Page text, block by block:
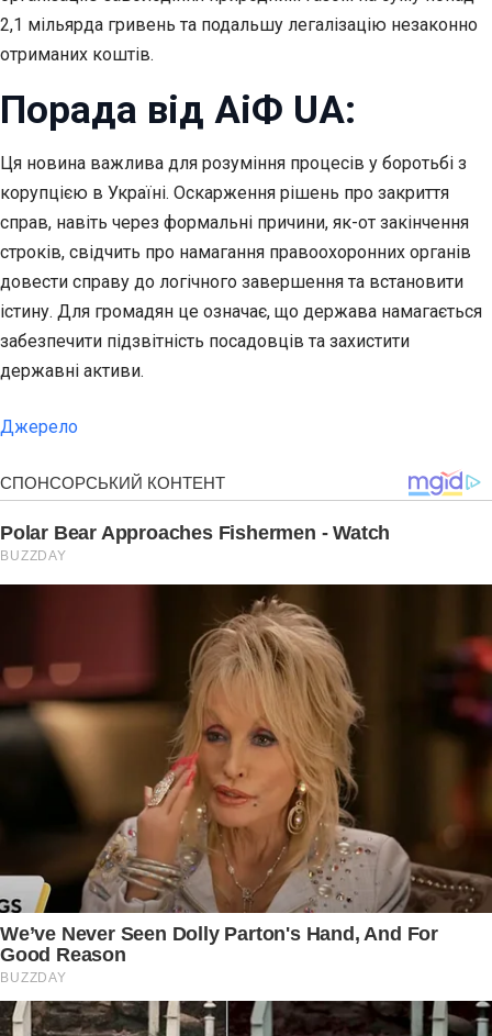
2,1 мільярда гривень та подальшу легалізацію незаконно
отриманих коштів.
Порада від АіФ UA:
Ця новина важлива для розуміння процесів у боротьбі з
корупцією в Україні. Оскарження рішень про закриття
справ, навіть через формальні причини, як-от закінчення
строків, свідчить про намагання правоохоронних органів
довести справу до логічного завершення та встановити
істину. Для громадян це означає, що держава намагається
забезпечити підзвітність посадовців та захистити
державні активи.
Джерело